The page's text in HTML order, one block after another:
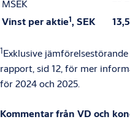
MSEK
Vinst per aktie1, SEK
1Exklusive
rapport, sid 12, för mer
för 2024 och 2025.
Kommentar från VD och